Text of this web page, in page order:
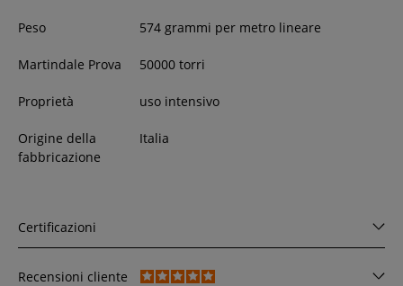
Peso 574 grammi per metro lineare
Martindale Prova 50000 torri
Proprietà uso intensivo
Origine della
fabbricazione
Italia
Certificazioni
Recensioni cliente